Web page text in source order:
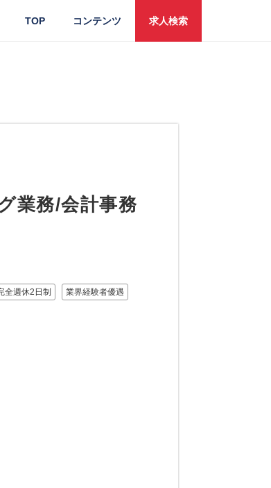
TOP コンテンツ 求人検索
業務/会計事務
全週休2日制 業界経験者優遇